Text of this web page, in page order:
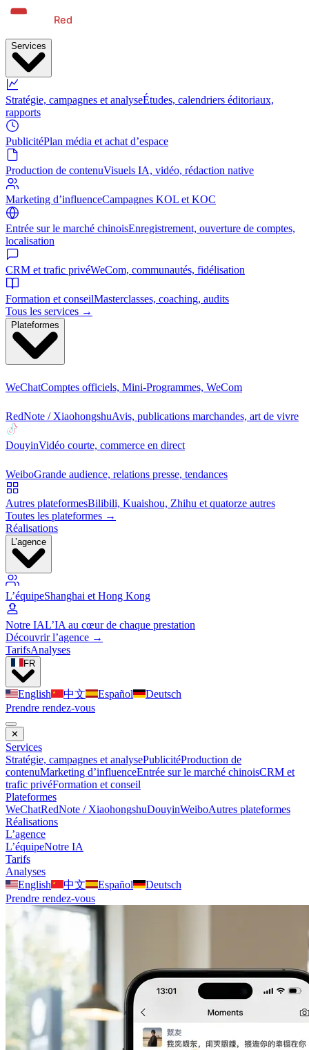
Services
Stratégie, campagnes et analyseÉtudes, calendriers éditoriaux,
rapports
PublicitéPlan média et achat d’espace
Production de contenuVisuels IA, vidéo, rédaction native
Marketing d’influenceCampagnes KOL et KOC
Entrée sur le marché chinoisEnregistrement, ouverture de comptes,
localisation
CRM et trafic privéWeCom, communautés, fidélisation
Formation et conseilMasterclasses, coaching, audits
Tous les services →
Plateformes
WeChatComptes officiels, Mini-Programmes, WeCom
RedNote / XiaohongshuAvis, publications marchandes, art de vivre
DouyinVidéo courte, commerce en direct
WeiboGrande audience, relations presse, tendances
Autres plateformesBilibili, Kuaishou, Zhihu et quatorze autres
Toutes les plateformes →
Réalisations
L’agence
L’équipeShanghai et Hong Kong
Notre IAL’IA au cœur de chaque prestation
Découvrir l’agence →
TarifsAnalyses
FR
English 中文 Español
Deutsch
Prendre rendez-vous
✕
Services
Stratégie, campagnes et analysePublicitéProduction de
contenuMarketing d’influenceEntrée sur le marché chinoisCRM et
trafic privéFormation et conseil
Plateformes
WeChatRedNote / XiaohongshuDouyinWeiboAutres plateformes
Réalisations
L’agence
L’équipeNotre IA
Tarifs
Analyses
English
中文 Español
Deutsch
Prendre rendez-vous